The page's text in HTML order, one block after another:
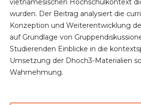
vietnamesischen Hochschulkontext
wurden. Der Beitrag analysiert die
Konzeption und Weiterentwicklung
auf Grundlage von
Studierenden Einblicke in die
Umsetzung der Dhoch3-Materialien
Wahrnehmung.